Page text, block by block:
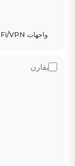
واجهات 4G/Wi-Fi/VPN/الأمان/الإدارة السحابية/الصناعية
يقارن